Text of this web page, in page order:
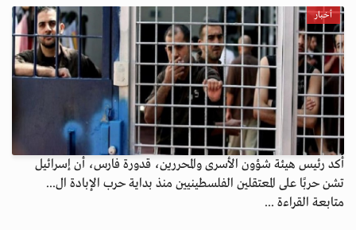
أخبار
أكد رئيس هيئة شؤون الأسرى والمحررين، قدورة فارس، أن إسرائيل
تشن حربًا على المعتقلين الفلسطينيين منذ بداية حرب الإبادة ال...
متابعة القراءة ...